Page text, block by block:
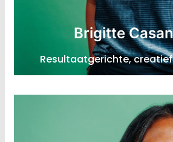
Brigitte
Resultaatgerichte,
Consultant Circulaire
Expertise: MKB,
inkoop en sales
LinkedIn